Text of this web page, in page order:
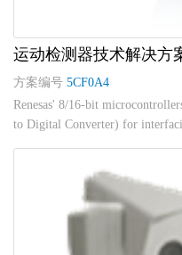
运动检测器技术解决方
方案编号 5CF0A4
Renesas' 8/16-bit
to Digital Converter) for